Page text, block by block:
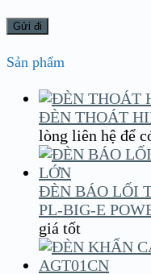
Sản phẩm
ĐÈN THOÁT
lòng liên hệ để
ĐÈN BÁO LỐI
PL-BIG-E
giá tốt